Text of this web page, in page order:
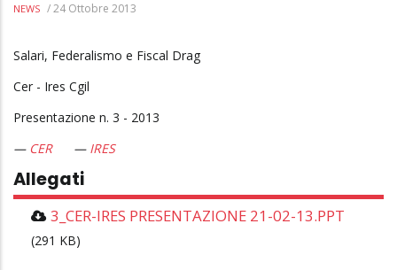
NEWS /24 Ottobre 2013
Salari, Federalismo e Fiscal Drag
Cer - Ires Cgil
Presentazione n. 3 - 2013
CER
IRES
Allegati
3_CER-IRES PRESENTAZIONE 21-02-13.PPT
(291 KB)